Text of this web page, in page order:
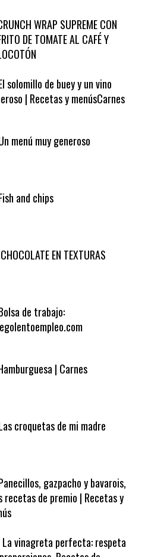
WRAP SUPREME CON
DE TOMATE AL CAFÉ Y
solomillo de buey y un vino
de trabajo:
gazpacho y bavarois,
de premio | Recetas y